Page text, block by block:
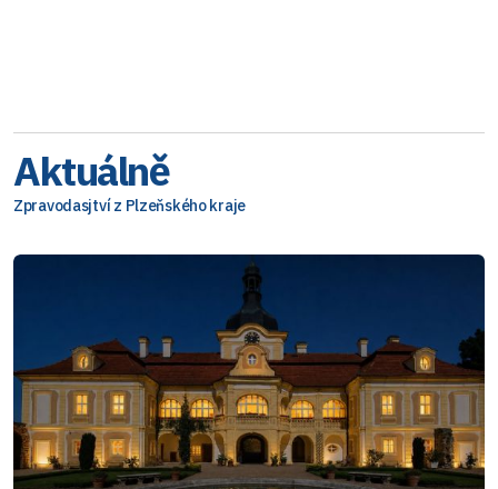
Aktuálně
Zpravodasjtví z Plzeňského kraje